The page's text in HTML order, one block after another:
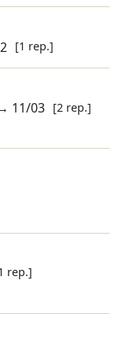
[1 rep.]
11/03 [2 rep.]
rep.]